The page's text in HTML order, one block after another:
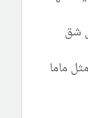
شق
ماما